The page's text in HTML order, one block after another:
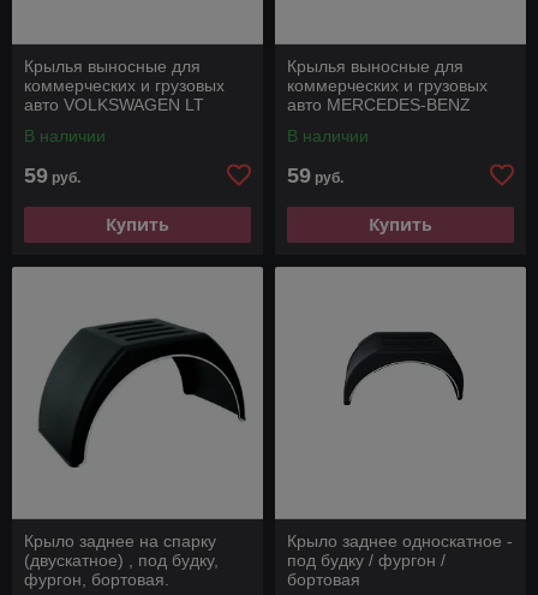
Крылья выносные для
коммерческих и грузовых
авто VOLKSWAGEN LT
В наличии
59 руб.
Купить
Крылья выносные для
коммерческих и грузовых
авто MERCEDES-BENZ
В наличии
59 руб.
Купить
Крыло заднее на спарку
(двускатное) , под будку,
фургон, бортовая.
Крыло заднее односкатное -
под будку / фургон /
бортовая